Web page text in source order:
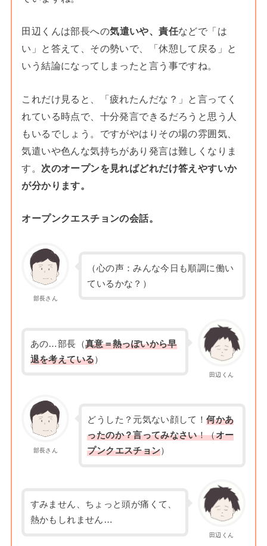
田辺くんは部長への気遣いや、責任などで「は
い」と答えて、その勢いで、「休憩して戻る」と
いう結論になってしまったと言う事ですね。
これだけ見ると、「疲れたんだな？」と言ってく
れている時点で、十分発言できるだろうと思う人
もいるでしょう。ですがやはりその場の雰囲気、
気遣いや色んな気持ちがあり発言は難しくなりま
す。 次のオープンを見ればどれだけ答えやすいか
が分かります。
オープンクエスチョンの会話。
部長さん
（心の声：みんな今日も順調に働い
ているかな？）
田辺くん
あの…部長（真意＝熱っぽいから早
退を考えている）
部長さん
どうした？元気ない顔して！何かあ
ったのか？言ってみなさい！（オー
プンクエスチョン）
田辺くん
すみません、ちょっと頭が痛くて、
熱かもしれません…